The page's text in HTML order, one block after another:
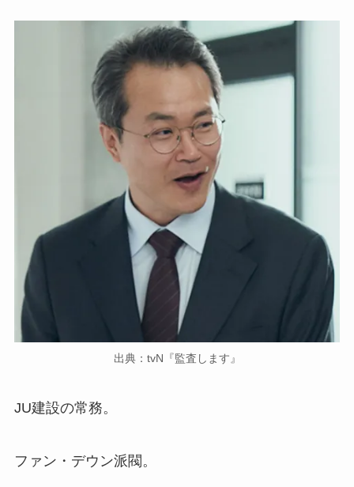
出典：tvN『監査します』
JU建設の常務。
ファン・デウン派閥。